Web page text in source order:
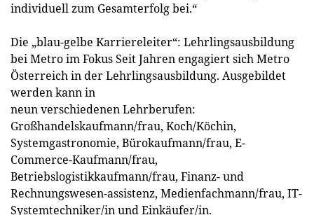
individuell zum Gesamterfolg bei.“
Die „blau-gelbe Karriereleiter“: Lehrlingsausbildung
bei Metro im Fokus Seit Jahren engagiert sich Metro
Österreich in der Lehrlingsausbildung. Ausgebildet
werden kann in
neun verschiedenen Lehrberufen:
Großhandelskaufmann/frau, Koch/Köchin,
Systemgastronomie, Bürokaufmann/frau, E-
Commerce-Kaufmann/frau,
Betriebslogistikkaufmann/frau, Finanz- und
Rechnungswesen-assistenz, Medienfachmann/frau, IT-
Systemtechniker/in und Einkäufer/in.